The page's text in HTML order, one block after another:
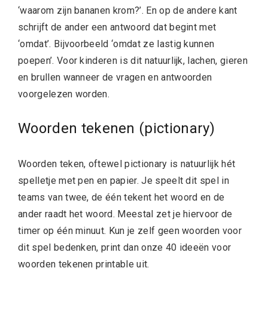
‘waarom zijn bananen krom?’. En op de andere kant
schrijft de ander een antwoord dat begint met
‘omdat’. Bijvoorbeeld ‘omdat ze lastig kunnen
poepen’. Voor kinderen is dit natuurlijk, lachen, gieren
en brullen wanneer de vragen en antwoorden
voorgelezen worden.
Woorden tekenen (pictionary)
Woorden teken, oftewel pictionary is natuurlijk hét
spelletje met pen en papier. Je speelt dit spel in
teams van twee, de één tekent het woord en de
ander raadt het woord. Meestal zet je hiervoor de
timer op één minuut. Kun je zelf geen woorden voor
dit spel bedenken, print dan onze 40 ideeën voor
woorden tekenen printable uit.